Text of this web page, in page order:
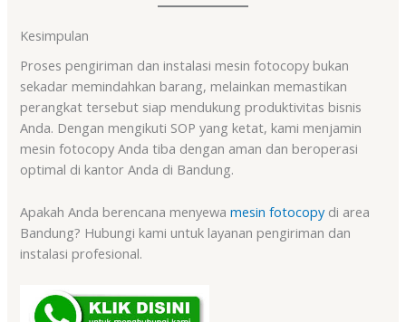
Kesimpulan
Proses pengiriman dan instalasi mesin fotocopy bukan
sekadar memindahkan barang, melainkan memastikan
perangkat tersebut siap mendukung produktivitas bisnis
Anda. Dengan mengikuti SOP yang ketat, kami menjamin
mesin fotocopy Anda tiba dengan aman dan beroperasi
optimal di kantor Anda di Bandung.
Apakah Anda berencana menyewamesin fotocopydi area
Bandung? Hubungi kami untuk layanan pengiriman dan
instalasi profesional.